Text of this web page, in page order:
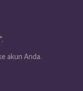
akun Anda.